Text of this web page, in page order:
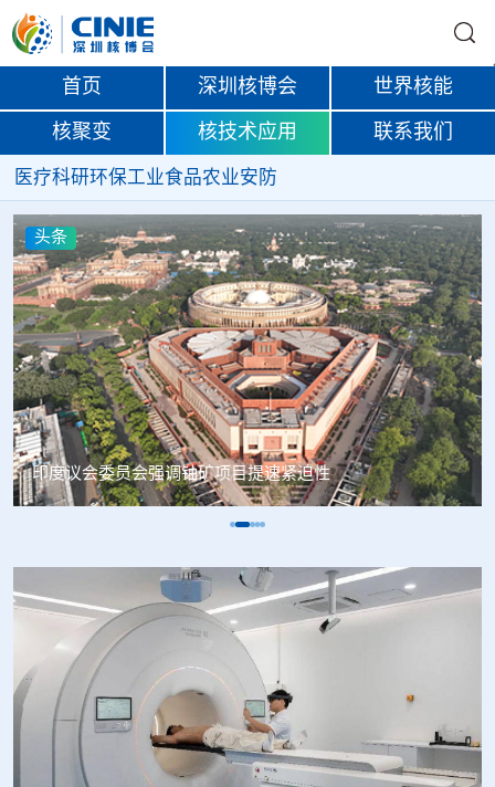
首页 深圳核博会 世界核能
核聚变 核技术应用 联系我们
医疗科研环保工业食品农业安防
头条
中核辐智正式设立 中国同辐持股90%打通核医疗全产业链